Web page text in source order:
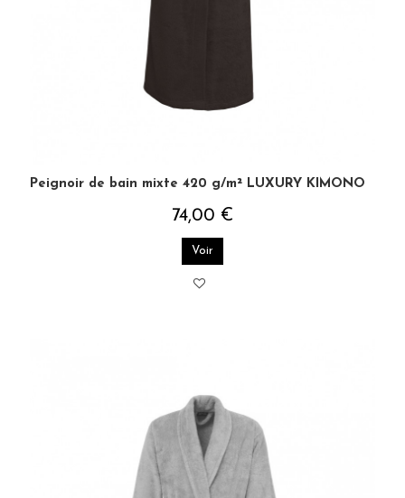
Peignoir de bain mixte 420 g/m² LUXURY KIMONO
74,00 €
Voir